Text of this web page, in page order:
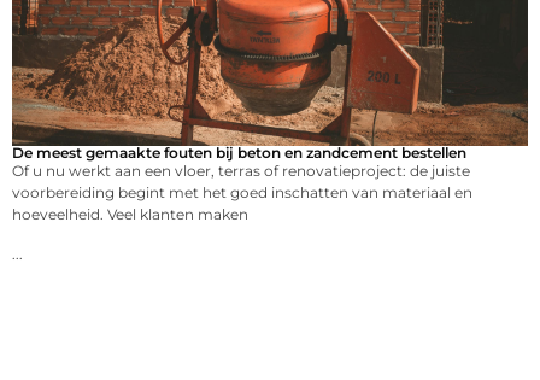
De meest gemaakte fouten bij beton en zandcement bestellen
Of u nu werkt aan een vloer, terras of renovatieproject: de juiste
voorbereiding begint met het goed inschatten van materiaal en
hoeveelheid. Veel klanten maken